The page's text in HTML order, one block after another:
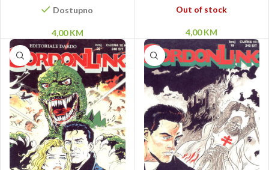
Dostupno
4,00KM
Out of stock
4,00KM